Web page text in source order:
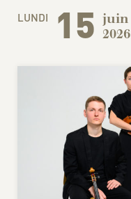
LUNDI 15 juin
2026